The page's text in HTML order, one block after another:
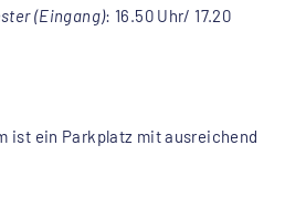
(Eingang): 16.50 Uhr/ 17.20
ist ein Parkplatz mit ausreichend